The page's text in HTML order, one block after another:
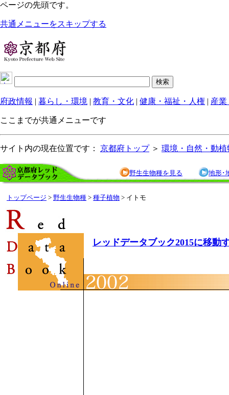
ページの先頭です。
共通メニューをスキップする
府政情報 | 暮らし・環境 | 教育・文化 | 健康・福祉・人権 | 産業
ここまでが共通メニューです
サイト内の現在位置です： 京都府トップ＞ 環境・自然・動植
野生生物種を見る 地形･
トップページ > 野生生物種 > 種子植物 > イトモ
レッドデータブック2015に移動